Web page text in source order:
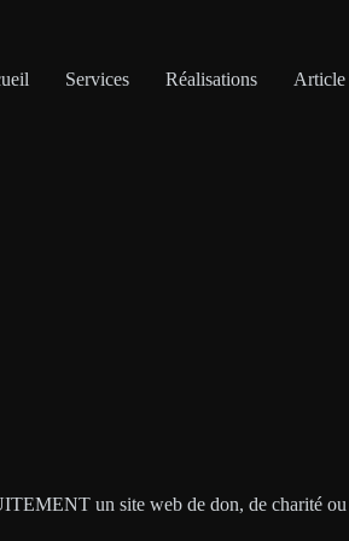
Services Réalisations Article
un site web de don, de charité ou